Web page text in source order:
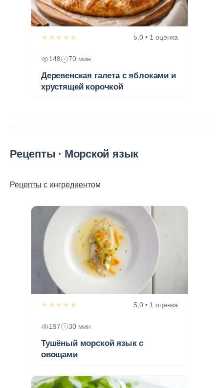
★★★★★ 5,0 • 1 оценка
148 70 мин
Деревенская галета с яблоками и
хрустящей корочкой
Рецепты · Морской язык
Рецепты с ингредиентом
★★★★★ 5,0 • 1 оценка
197 30 мин
Тушёный морской язык с
овощами